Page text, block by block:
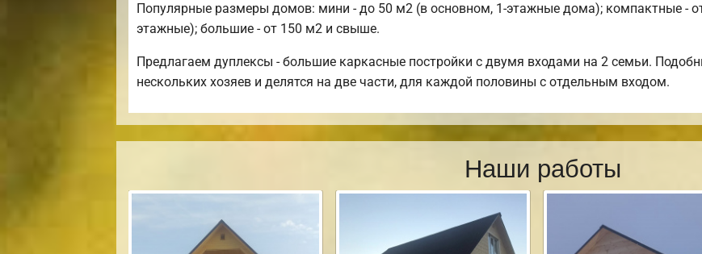
Популярные размеры домов: мини - до 50 м2 (в основном, 1-этажные дома); компактные -
этажные); большие - от 150 м2 и свыше.
Предлагаем дуплексы - большие каркасные постройки с двумя входами на 2 семьи.
нескольких хозяев и делятся на две части, для каждой половины с отдельным входом.
Наши работы